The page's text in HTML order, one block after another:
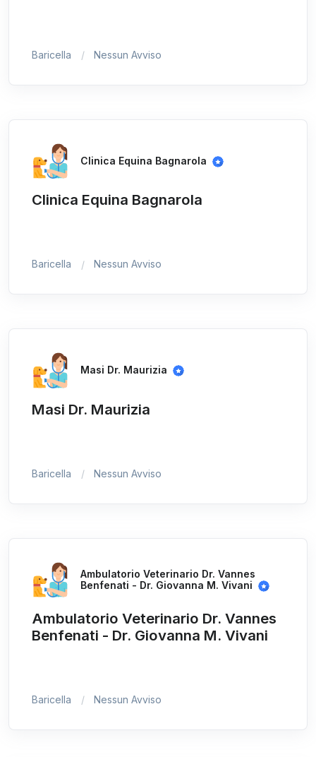
Baricella Nessun Avviso
Clinica Equina Bagnarola
Clinica Equina Bagnarola
Baricella Nessun Avviso
Masi Dr. Maurizia
Masi Dr. Maurizia
Baricella Nessun Avviso
Ambulatorio Veterinario Dr. Vannes
Benfenati - Dr. Giovanna M. Vivani
Ambulatorio Veterinario Dr. Vannes
Benfenati - Dr. Giovanna M. Vivani
Baricella Nessun Avviso